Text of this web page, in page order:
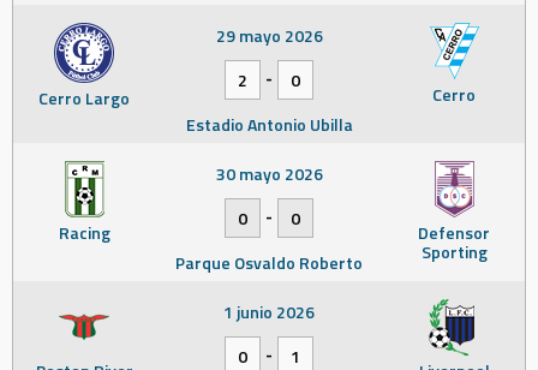
Cerro Largo Cerro
29 mayo 2026
2
-
0
Estadio Antonio Ubilla
Racing Defensor
Sporting
30 mayo 2026
0
-
0
Parque Osvaldo Roberto
1 junio 2026
0
-
1